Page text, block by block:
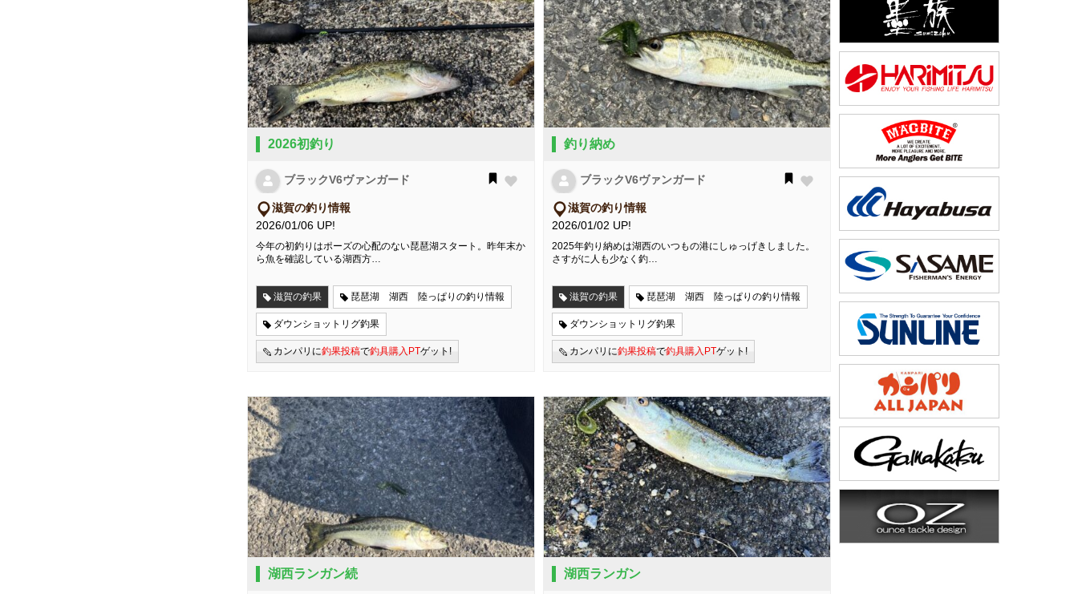
2026初釣り
ブラックV6ヴァンガード
滋賀の釣り情報
2026/01/06 UP!
今年の初釣りはポーズの心配のない琵琶湖スタート。昨年末か
ら魚を確認している湖西方…
滋賀の釣果 琵琶湖 湖西 陸っぱりの釣り情報
ダウンショットリグ釣果
カンパリに釣果投稿で釣具購入PTゲット!
釣り納め
ブラックV6ヴァンガード
滋賀の釣り情報
2026/01/02 UP!
2025年釣り納めは湖西のいつもの港にしゅっげきしました。
さすがに人も少なく釣…
滋賀の釣果 琵琶湖 湖西 陸っぱりの釣り情報
ダウンショットリグ釣果
カンパリに釣果投稿で釣具購入PTゲット!
湖西ランガン続 湖西ランガン